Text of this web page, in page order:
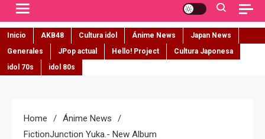
Inicio AKB48 Cultura idol Ánime News
Japan News
Generales
JPop actual Hello! Project
Cultura Japonesa
idol 70s
idol 80s
Home
Ánime News
FictionJunction Yuka.- New Album